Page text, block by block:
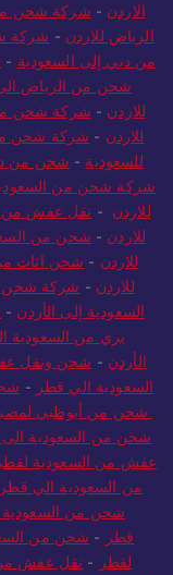
الاردن - شركة شحن من
الرياض للاردن - شركة
من دبي إلى السعودية -
شحن من الرياض الى
للاردن - شركة شحن من
للاردن - شركة شحن من
للسعودية - شحن من
شركة شحن من
للاردن - نقل عفش من
للاردن - شحن من
للاردن - شحن اثاث
للاردن - شركة شحن
السعودية إلى الأردن -
بري من السعودية
الأردن - شحن ونقل
السعودية الي قطر -
شحن من أبوظبي لمصر
شحن من السعودية
عفش من السعودية لقطر
من السعودية الي قطر
شحن من السعودية
قطر - شحن من
لقطر - نقل عفش من